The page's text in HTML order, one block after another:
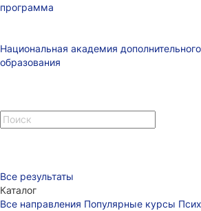
программа
Национальная академия
образования
Все результаты
Каталог
Все направления Популярные курсы